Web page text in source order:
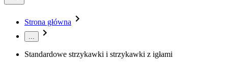
Strona główna
...
Standardowe strzykawki i strzykawki z igłami